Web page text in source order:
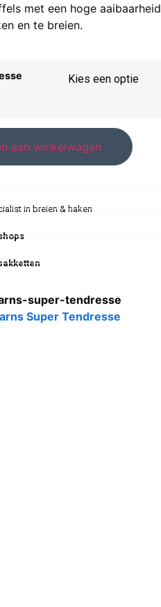
met een hoge
en te breien.
aan winkelwagen
in breien & haken
super-tendresse
Super Tendresse